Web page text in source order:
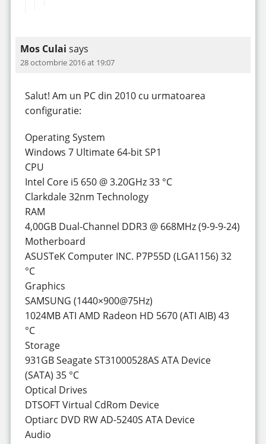
Mos Culai says
28 octombrie 2016 at 19:07
Salut! Am un PC din 2010 cu urmatoarea
configuratie:
Operating System
Windows 7 Ultimate 64-bit SP1
CPU
Intel Core i5 650 @ 3.20GHz 33 °C
Clarkdale 32nm Technology
RAM
4,00GB Dual-Channel DDR3 @ 668MHz (9-9-9-24)
Motherboard
ASUSTeK Computer INC. P7P55D (LGA1156) 32
°C
Graphics
SAMSUNG (1440×900@75Hz)
1024MB ATI AMD Radeon HD 5670 (ATI AIB) 43
°C
Storage
931GB Seagate ST31000528AS ATA Device
(SATA) 35 °C
Optical Drives
DTSOFT Virtual CdRom Device
Optiarc DVD RW AD-5240S ATA Device
Audio